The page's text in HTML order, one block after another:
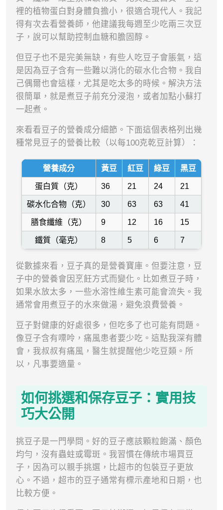
裡的植物蛋白對身體負擔小，很適合現代人。我記
得有次去看營養師，他建議我每週至少吃兩三次豆
子，說可以幫助控制血糖和膽固醇。
但豆子也不是完美無缺，有些人吃豆子會脹氣，這
是因為豆子含有一些難以消化的碳水化合物。我自
己偶爾也會這樣，尤其是吃太多的時候。解決方法
很簡單，就是煮豆子前充分浸泡，或者加點小蘇打
一起煮。
來看看豆子的營養成分細節。下面這個表格列出幾
種常見豆子的營養比較（以每100克乾豆計算）：
營養成分 黃豆 紅豆 綠豆 黑豆
蛋白質（克） 36 21 24 21
碳水化合物（克） 30 63 63 41
膳食纖維（克） 9 12 16 15
鐵質（毫克） 8 5 6 7
從數據來看，豆子真的是營養寶庫。但要注意，豆
子中的營養會因烹飪方式而變化。比如煮豆子時，
如果水放太多，一些水溶性維生素可能會流失。我
通常會用煮豆子的水來做湯，避免浪費營養。
豆子對健康的好處很多，但吃多了也可能有問題。
像豆子含有嘌呤，痛風患者要少吃。這點我深有體
會，我叔叔有痛風，醫生就提醒他少吃豆類。所
以，凡事要適量。
如何挑選和保存豆子：實用技
巧大公開
挑豆子是一門學問。好的豆子應該顆粒飽滿、顏色
均勻，沒有蟲蛀或霉斑。我習慣在傳統市場買豆
子，因為可以親手挑選，比超市的包裝豆子更放
心。不過，超市的豆子通常有標示產地和日期，也
比較方便。